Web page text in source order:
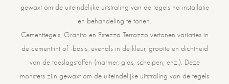
gewaxt om de uiteindelijke uitstraling van de tegels na installatie
en behandeling te tonen.
Cementtegels, Granito en Estezza Terrazzo vertonen variaties in
de cementtint of -basis, evenals in de kleur, grootte en dichtheid
van de toeslagstoffen (marmer, glas, schelpen, enz.). Deze
monsters zijn gewaxt om de uiteindelijke uitstraling van de tegels